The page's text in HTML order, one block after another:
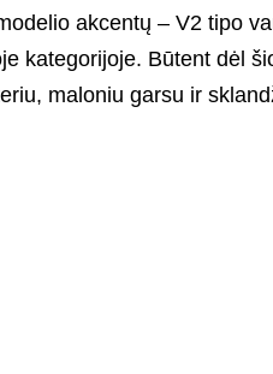
akcentų – V2 tipo
kategorijoje. Būtent dėl
maloniu garsu ir